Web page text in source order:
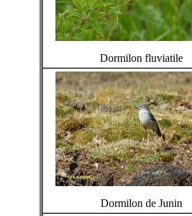
Dormilon fluviatile
Dormilon de Junin